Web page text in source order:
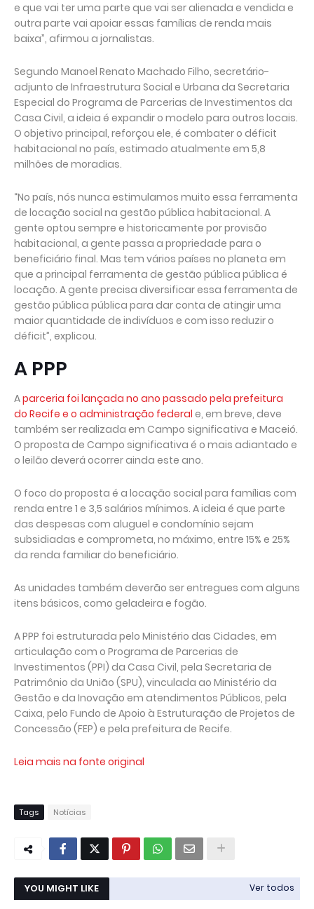
e que vai ter uma parte que vai ser alienada e vendida e
outra parte vai apoiar essas famílias de renda mais
baixa”, afirmou a jornalistas.
Segundo Manoel Renato Machado Filho, secretário-
adjunto de Infraestrutura Social e Urbana da Secretaria
Especial do Programa de Parcerias de Investimentos da
Casa Civil, a ideia é expandir o modelo para outros locais.
O objetivo principal, reforçou ele, é combater o déficit
habitacional no país, estimado atualmente em 5,8
milhões de moradias.
“No país, nós nunca estimulamos muito essa ferramenta
de locação social na gestão pública habitacional. A
gente optou sempre e historicamente por provisão
habitacional, a gente passa a propriedade para o
beneficiário final. Mas tem vários países no planeta em
que a principal ferramenta de gestão pública pública é
locação. A gente precisa diversificar essa ferramenta de
gestão pública pública para dar conta de atingir uma
maior quantidade de indivíduos e com isso reduzir o
déficit”, explicou.
A PPP
Aparceria foi lançada no ano passado pela prefeitura
do Recife e o administração federal e, em breve, deve
também ser realizada em Campo significativa e Maceió.
O proposta de Campo significativa é o mais adiantado e
o leilão deverá ocorrer ainda este ano.
O foco do proposta é a locação social para famílias com
renda entre 1 e 3,5 salários mínimos. A ideia é que parte
das despesas com aluguel e condomínio sejam
subsidiadas e comprometa, no máximo, entre 15% e 25%
da renda familiar do beneficiário.
As unidades também deverão ser entregues com alguns
itens básicos, como geladeira e fogão.
A PPP foi estruturada pelo Ministério das Cidades, em
articulação com o Programa de Parcerias de
Investimentos (PPI) da Casa Civil, pela Secretaria de
Patrimônio da União (SPU), vinculada ao Ministério da
Gestão e da Inovação em atendimentos Públicos, pela
Caixa, pelo Fundo de Apoio à Estruturação de Projetos de
Concessão (FEP) e pela prefeitura de Recife.
Leia mais na fonte original
Tags Notícias
YOU MIGHT LIKE Ver todos